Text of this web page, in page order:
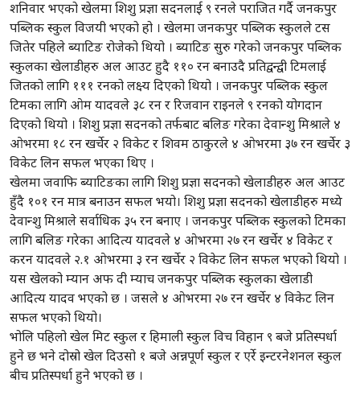
शनिवार भएको खेलमा शिशु प्रज्ञा सदनलाई ९ रनले पराजित गर्दै जनकपुर
पब्लिक स्कुल विजयी भएको हो । खेलमा जनकपुर पब्लिक स्कुलले टस
जितेर पहिले ब्याटिङ रोजेको थियो । ब्याटिङ सुरु गरेको जनकपुर पब्लिक
स्कुलका खेलाडीहरु अल आउट हुदै ११० रन बनाउदै प्रतिद्वन्द्वी टिमलाई
जितको लागि १११ रनको लक्ष्य दिएको थियो । जनकपुर पब्लिक स्कुल
टिमका लागि ओम यादवले ३८ रन र रिजवान राइनले ९ रनको योगदान
दिएको थियो । शिशु प्रज्ञा सदनको तर्फबाट बलिङ गरेका देवान्शु मिश्राले ४
ओभरमा १८ रन खर्चेर २ विकेट र शिवम ठाकुरले ४ ओभरमा ३७ रन खर्चेर ३
विकेट लिन सफल भएका थिए ।
खेलमा जवाफि ब्याटिङका लागि शिशु प्रज्ञा सदनको खेलाडीहरु अल आउट
हुँदै १०१ रन मात्र बनाउन सफल भयो। शिशु प्रज्ञा सदनको खेलाडीहरु मध्ये
देवान्शु मिश्राले सर्वाधिक ३५ रन बनाए । जनकपुर पब्लिक स्कुलको टिमका
लागि बलिङ गरेका आदित्य यादवले ४ ओभरमा २७ रन खर्चेर ४ विकेट र
करन यादवले २.१ ओभरमा ३ रन खर्चेर २ विकेट लिन सफल भएको थियो ।
यस खेलको म्यान अफ दी म्याच जनकपुर पब्लिक स्कुलका खेलाडी
आदित्य यादव भएको छ । जसले ४ ओभरमा २७ रन खर्चेर ४ विकेट लिन
सफल भएको थियो।
भोलि पहिलो खेल मिट स्कुल र हिमाली स्कुल विच विहान ९ बजे प्रतिस्पर्धा
हुने छ भने दोस्रो खेल दिउसो १ बजे अन्नपूर्ण स्कुल र एर्रे इन्टरनेशनल स्कुल
बीच प्रतिस्पर्धा हुने भएको छ ।